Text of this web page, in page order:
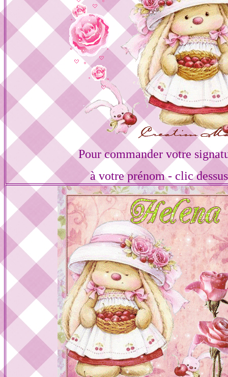
Pour commander votre
à votre prénom - clic dessus